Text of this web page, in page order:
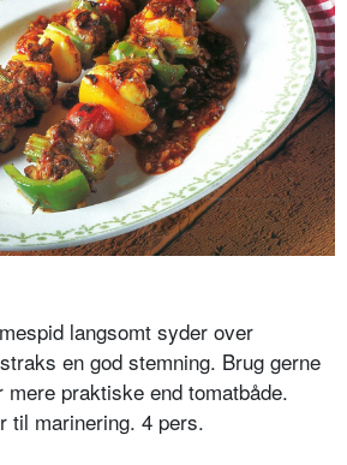
langsomt syder over
en god stemning. Brug gerne
praktiske end tomatbåde.
til marinering. 4 pers.